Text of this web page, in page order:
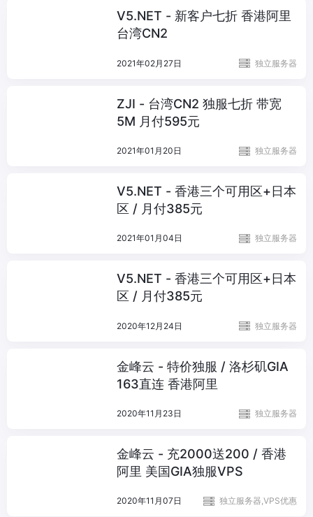
V5.NET - 新客户七折 香港阿里
台湾CN2
2021年02月27日 独立服务器
ZJI - 台湾CN2 独服七折 带宽
5M 月付595元
2021年01月20日 独立服务器
V5.NET - 香港三个可用区+日本
区 / 月付385元
2021年01月04日 独立服务器
V5.NET - 香港三个可用区+日本
区 / 月付385元
2020年12月24日 独立服务器
金峰云 - 特价独服 / 洛杉矶GIA
163直连 香港阿里
2020年11月23日 独立服务器
金峰云 - 充2000送200 / 香港
阿里 美国GIA独服VPS
2020年11月07日 独立服务器,VPS优惠